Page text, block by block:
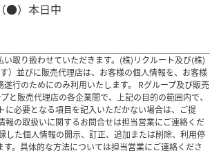
●）本日中
取り扱わせていただきます。(株)リクルート及び(株)
）並びに販売代理店は、お客様の個人情報を、お客様
行のためにのみ利用いたします。 Rグループ及び販売
販売代理店の各企業間で、上記の目的の範囲内で、
必要となる項目を記入いただかない場合は、ご提
の取扱いに関するお問合せは担当営業にご連絡くだ
した個人情報の開示、訂正、追加または削除、利用停
。具体的な方法については担当営業にご連絡くださ